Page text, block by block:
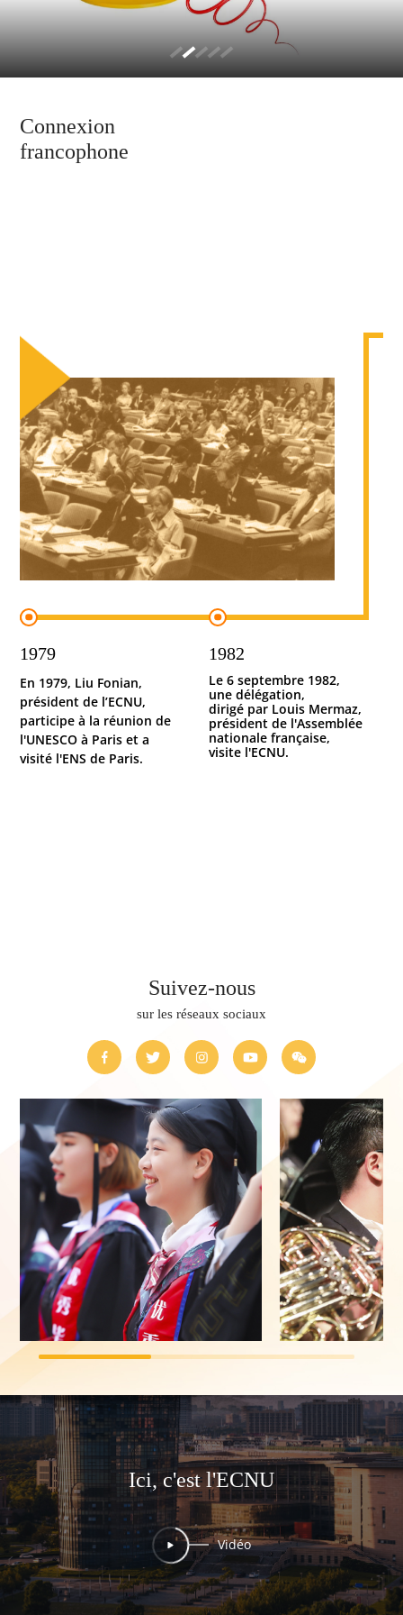
Connexion
francophone
1979
En 1979, Liu Fonian,
président de l’ECNU,
participe à la réunion de
l'UNESCO à Paris et a
visité l'ENS de Paris.
1982
Le 6 septembre 1982,
une délégation,
dirigé par Louis Mermaz,
président de l'Assemblée
nationale française,
visite l'ECNU.
Suivez-nous
sur les réseaux sociaux
Ici, c'est l'ECNU
Vidéo